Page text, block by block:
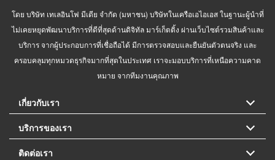
โดย บริษัท เทเลอินโฟ มีเดีย จำกัด (มหาชน) บริษัทในเครือเอไอเอส ในฐานะผู้นำที่
ไม่เคยหยุดพัฒนาบริการที่ดีที่สุดด้านดิจิทัล มาร์เก็ตติ้ง ผ่านเว็บไซต์รวมสินค้าและ
บริการ จากผู้ประกอบการที่เชื่อถือได้ มีการตรวจสอบและยืนยันตัวตนจริง และ
ครอบคลุมทุกหมวดธุรกิจมากที่สุดในประเทศ เราจะมอบบริการที่เหนือความคาด
หมาย จากทีมงานคุณภาพ
เกี่ยวกับเรา
บริการของเรา
ติดต่อเรา